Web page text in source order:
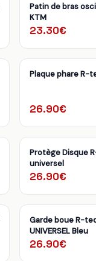
Patin de bras
KTM
23.30€
Plaque phare R-
26.90€
Protège Disque
universel
26.90€
Garde boue R-
UNIVERSEL Bleu
26.90€